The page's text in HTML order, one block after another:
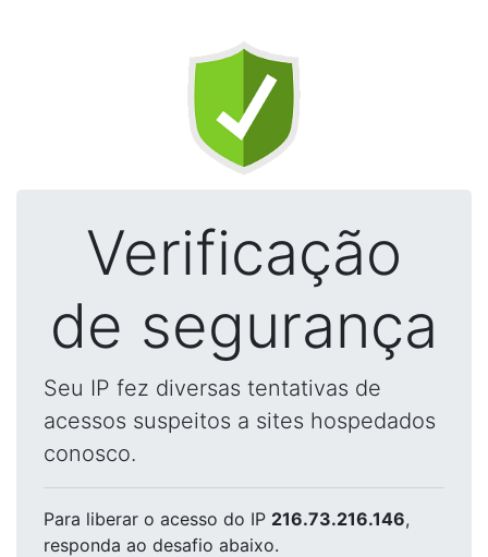
Verificação
de segurança
Seu IP fez diversas tentativas de
acessos suspeitos a sites hospedados
conosco.
Para liberar o acesso do IP 216.73.216.146,
responda ao desafio abaixo.